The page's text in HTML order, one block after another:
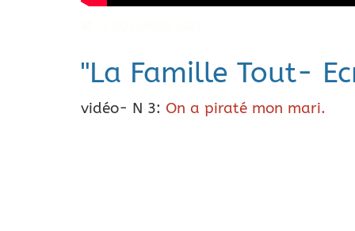
"La Famille Tout-
vidéo- N 3: On a piraté mon mari.